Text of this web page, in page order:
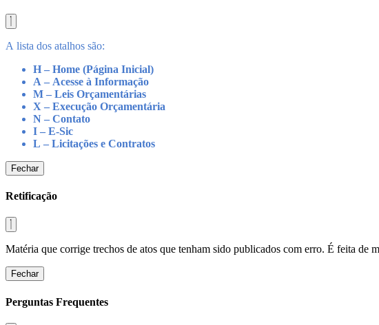
A lista dos atalhos são:
H – Home (Página Inicial)
A – Acesse à Informação
M – Leis Orçamentárias
X – Execução Orçamentária
N – Contato
I – E-Sic
L – Licitações e Contratos
Fechar
Retificação
Fechar
Perguntas Frequentes